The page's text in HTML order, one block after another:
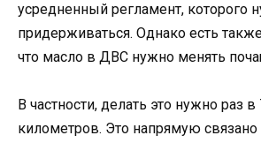
усредненный регламент, которого
придерживаться. Однако есть
что масло в ДВС нужно менять
В частности, делать это нужно раз
километров. Это напрямую